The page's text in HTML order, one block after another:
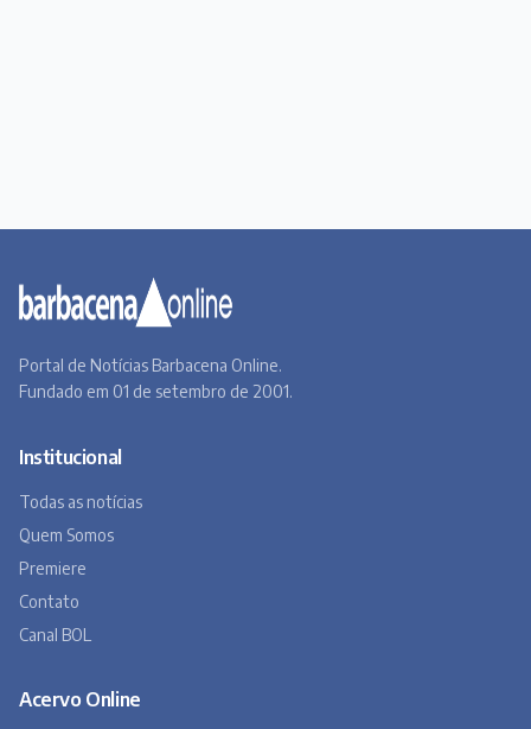
Contato
Acervo Online
Barbacena, um lugar a Beira do Caminho
Museu Virtual
Museu do Tropeirismo
Copyright 2026 © Barbacena Online. Todos os direitos reservados.